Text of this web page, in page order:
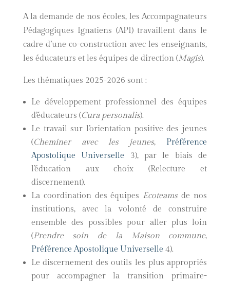
A la demande de nos écoles, les Accompagnateurs
Pédagogiques Ignatiens (API) travaillent dans le
cadre d’une co-construction avec les enseignants,
les éducateurs et les équipes de direction (Magis).
Les thématiques 2025-2026 sont :
Le développement professionnel des équipes
d’éducateurs (Cura personalis).
Le travail sur l’orientation positive des jeunes
(Cheminer avec les jeunes, Préférence
Apostolique Universelle 3), par le biais de
l’éducation aux choix (Relecture et
discernement).
La coordination des équipes Ecoteams de nos
institutions, avec la volonté de construire
ensemble des possibles pour aller plus loin
(Prendre soin de la Maison commune,
Préférence Apostolique Universelle 4).
Le discernement des outils les plus appropriés
pour accompagner la transition primaire-